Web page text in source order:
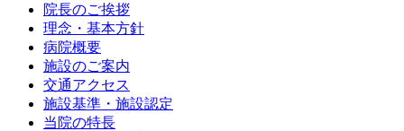
院長のご挨拶
理念・基本方針
病院概要
施設のご案内
交通アクセス
施設基準・施設認定
当院の特長